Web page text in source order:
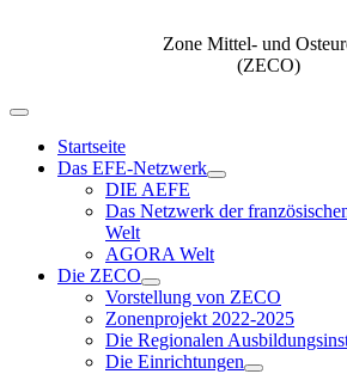
Zone Mittel- und
(ZECO)
Navigation
umschaltenStartseite
Das EFE-Netzwerk
DIE AEFE
Das Netzwerk der
Welt
AGORA Welt
Die ZECO
Vorstellung von ZECO
Zonenprojekt 2022-2025
Die Regionalen
Die Einrichtungen